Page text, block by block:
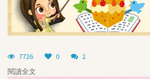
女兒故事系列
品德教育叢書
個性化圖書角
7726 0
2
閱讀全文